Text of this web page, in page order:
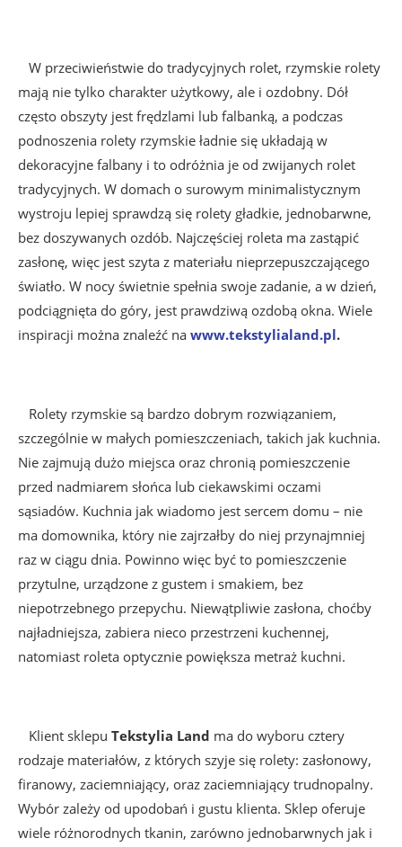
W przeciwieństwie do tradycyjnych rolet, rzymskie rolety
mają nie tylko charakter użytkowy, ale i ozdobny. Dół
często obszyty jest frędzlami lub falbanką, a podczas
podnoszenia rolety rzymskie ładnie się układają w
dekoracyjne falbany i to odróżnia je od zwijanych rolet
tradycyjnych. W domach o surowym minimalistycznym
wystroju lepiej sprawdzą się rolety gładkie, jednobarwne,
bez doszywanych ozdób. Najczęściej roleta ma zastąpić
zasłonę, więc jest szyta z materiału nieprzepuszczającego
światło. W nocy świetnie spełnia swoje zadanie, a w dzień,
podciągnięta do góry, jest prawdziwą ozdobą okna. Wiele
inspiracji można znaleźć na www.tekstylialand.pl.
Rolety rzymskie są bardzo dobrym rozwiązaniem,
szczególnie w małych pomieszczeniach, takich jak kuchnia.
Nie zajmują dużo miejsca oraz chronią pomieszczenie
przed nadmiarem słońca lub ciekawskimi oczami
sąsiadów. Kuchnia jak wiadomo jest sercem domu – nie
ma domownika, który nie zajrzałby do niej przynajmniej
raz w ciągu dnia. Powinno więc być to pomieszczenie
przytulne, urządzone z gustem i smakiem, bez
niepotrzebnego przepychu. Niewątpliwie zasłona, choćby
najładniejsza, zabiera nieco przestrzeni kuchennej,
natomiast roleta optycznie powiększa metraż kuchni.
Klient sklepu Tekstylia Land ma do wyboru cztery
rodzaje materiałów, z których szyje się rolety: zasłonowy,
firanowy, zaciemniający, oraz zaciemniający trudnopalny.
Wybór zależy od upodobań i gustu klienta. Sklep oferuje
wiele różnorodnych tkanin, zarówno jednobarwnych jak i